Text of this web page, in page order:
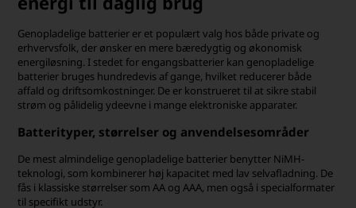
Genopladelige batterier er et populært valg hos både private og
erhvervsfolk, der ønsker en mere bæredygtig og økonomisk
energiløsning. I stedet for engangsbatterier kan genopladelige
batterier bruges hundredevis af gange, hvilket reducerer både
affald og driftsomkostninger. De er konstrueret til at sikre stabil
strøm og pålidelig ydeevne i mange elektroniske apparater.
Batterityper, størrelser og anvendelsesområder
De mest almindelige genopladelige batterier benytter NiMH-
teknologi, som kombinerer høj kapacitet med lav selvafladning. De
fås i klassiske størrelser som AA og AAA, men også i specialformater
til specifikt udstyr.